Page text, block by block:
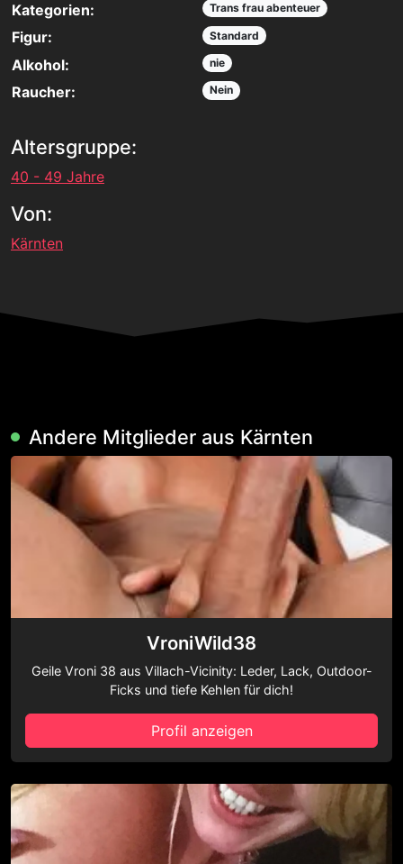
Kategorien: Trans frau abenteuer
Figur: Standard
Alkohol: nie
Raucher: Nein
Altersgruppe:
40 - 49 Jahre
Von:
Kärnten
Andere Mitglieder aus Kärnten
VroniWild38
Geile Vroni 38 aus Villach-Vicinity: Leder, Lack, Outdoor-
Ficks und tiefe Kehlen für dich!
Profil anzeigen